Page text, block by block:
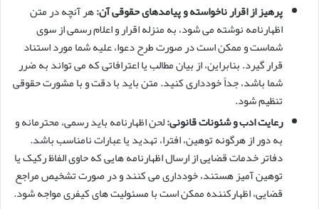
پرهیز از اقرار ناخواسته و پیامدهای حقوقی آن:هر آنچه در متن
اظهارنامه نوشته می شود، به منزله اقرار و اعلام رسمی از سوی
شماست و ممکن است در صورت طرح دعوا، علیه شما مورد استناد
قرار گیرد. بنابراین، از بیان مطالب یا اعترافاتی که می تواند به ضرر
شما باشد، جداً خودداری کنید. متن باید با دقت و با مشورت حقوقی
تنظیم شود.
رعایت ادب و شئونات قانونی:لحن اظهارنامه باید رسمی، محترمانه و
به دور از هرگونه توهین، افترا، تهدید یا عبارات نامناسب باشد.
دفاتر خدمات قضایی از ارسال اظهارنامه هایی که حاوی الفاظ رکیک یا
توهین آمیز هستند، خودداری می کنند و در صورت تشخیص مراجع
قضایی، اظهارکننده ممکن است با مسئولیت های کیفری مواجه شود.